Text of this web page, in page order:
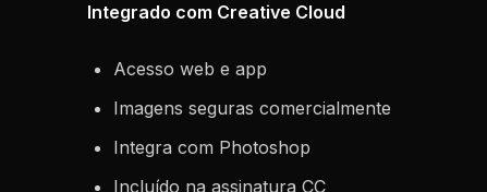
Integrado com Creative Cloud
Acesso web e app
Imagens seguras comercialmente
Integra com Photoshop
Incluído na assinatura CC